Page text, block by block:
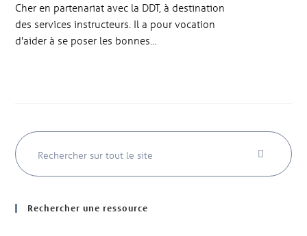
Cher en partenariat avec la DDT, à destination
des services instructeurs. Il a pour vocation
d'aider à se poser les bonnes…
Rechercher une ressource